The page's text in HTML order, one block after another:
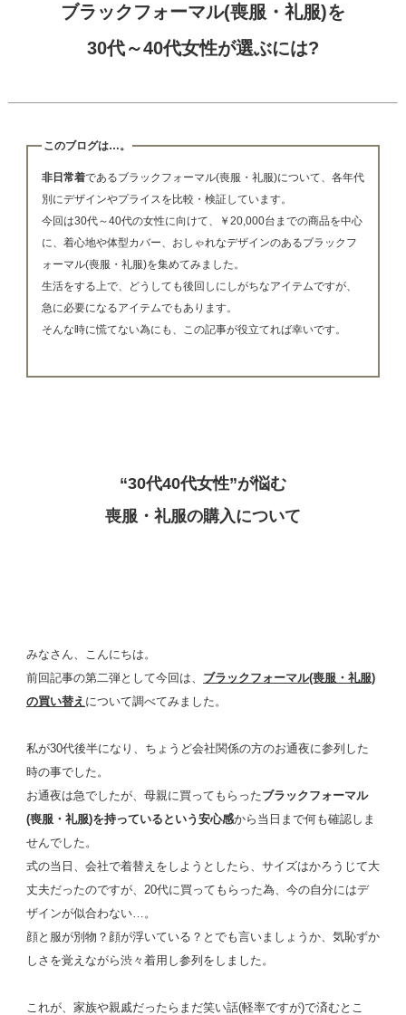
ブラックフォーマル(喪服・礼服)を
30代～40代女性が選ぶには?
このブログは…。
非日常着であるブラックフォーマル(喪服・礼服)について、各年代
別にデザインやプライスを比較・検証しています。
今回は30代～40代の女性に向けて、￥20,000台までの商品を中心
に、着心地や体型カバー、おしゃれなデザインのあるブラックフ
ォーマル(喪服・礼服)を集めてみました。
生活をする上で、どうしても後回しにしがちなアイテムですが、
急に必要になるアイテムでもあります。
そんな時に慌てない為にも、この記事が役立てれば幸いです。
“30代40代女性”が悩む
喪服・礼服の購入について
みなさん、こんにちは。
前回記事の第二弾として今回は、 ブラックフォーマル(喪服・礼服)
の買い替え について調べてみました。
私が30代後半になり、ちょうど会社関係の方のお通夜に参列した
時の事でした。
お通夜は急でしたが、母親に買ってもらったブラックフォーマル
(喪服・礼服)を持っているという安心感から当日まで何も確認しま
せんでした。
式の当日、会社で着替えをしようとしたら、サイズはかろうじて大
丈夫だったのですが、20代に買ってもらった為、今の自分にはデ
ザインが似合わない…。
顔と服が別物？顔が浮いている？とでも言いましょうか、気恥ずか
しさを覚えながら渋々着用し参列をしました。
これが、家族や親戚だったらまだ笑い話(軽率ですが)で済むとこ